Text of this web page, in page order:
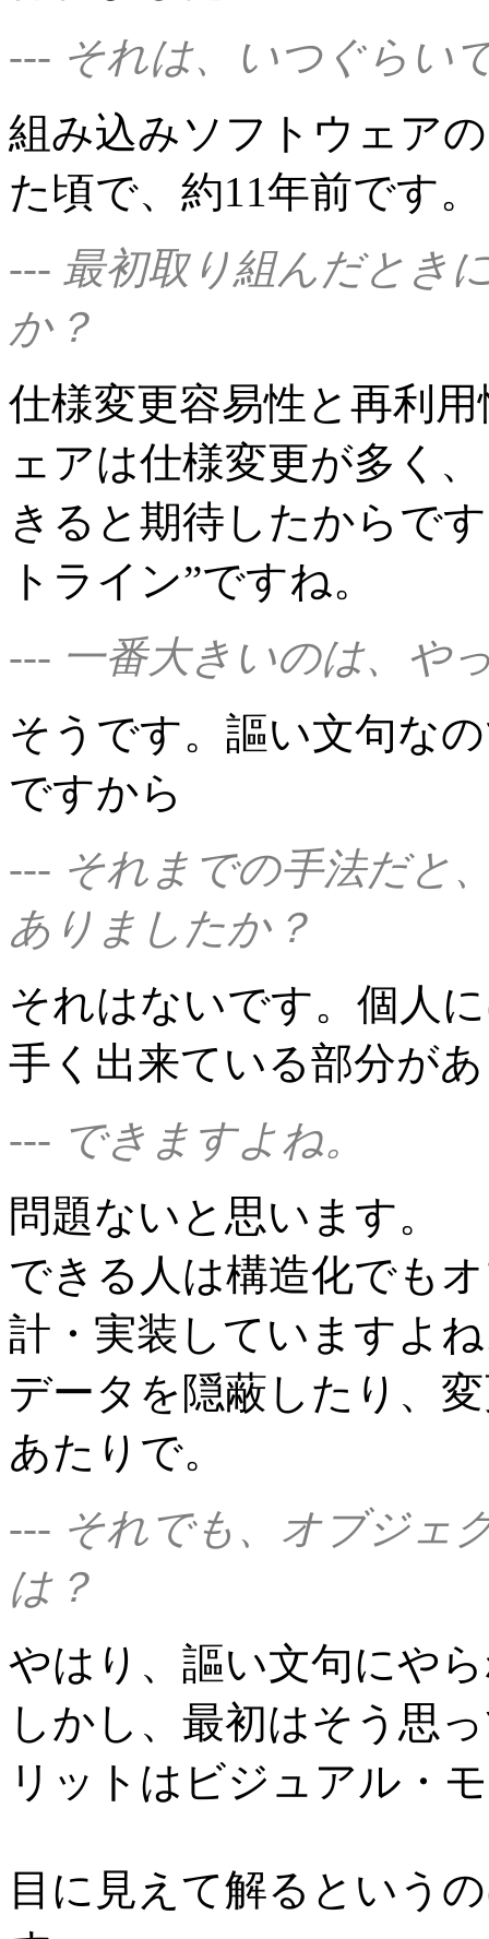
--- それは、いつぐらい
組み込みソフトウェア
た頃で、約11年前です。
--- 最初取り組んだとき
か？
仕様変更容易性と再利
ェアは仕様変更が多く
きると期待したからで
トライン”ですね。
--- 一番大きいのは、や
そうです。謳い文句な
ですから
--- それまでの手法だと
ありましたか？
それはないです。個人
手く出来ている部分が
--- できますよね。
問題ないと思います。
できる人は構造化でも
計・実装していますよ
データを隠蔽したり、
あたりで。
--- それでも、オブジェ
は？
やはり、謳い文句にや
しかし、最初はそう思
リットはビジュアル・
目に見えて解るという